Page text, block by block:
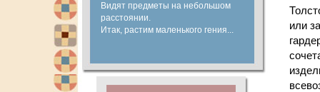
Видят предметы на небольшом
расстоянии.
Итак, растим маленького гения...
или